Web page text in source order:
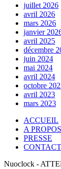
juillet 2026
avril 2026
mars 2026
janvier
avril 2025
décembre
juin 2024
mai 2024
avril 2024
octobre
avril 2023
mars 2023
ACCUEIL
A
PRESSE
CONTACT
Nuoclock -